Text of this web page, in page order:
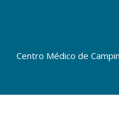
Centro Médico de